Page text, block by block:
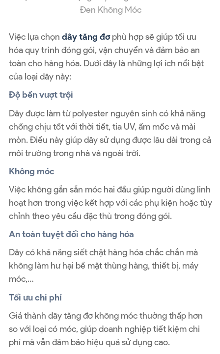
Đen Không Móc
Việc lựa chọn dây tăng đơphù hợp sẽ giúp tối ưu
hóa quy trình đóng gói, vận chuyển và đảm bảo an
toàn cho hàng hóa. Dưới đây là những lợi ích nổi bật
của loại dây này:
Độ bền vượt trội
Dây được làm từ polyester nguyên sinh có khả năng
chống chịu tốt với thời tiết, tia UV, ẩm mốc và mài
mòn. Điều này giúp dây sử dụng được lâu dài trong cả
môi trường trong nhà và ngoài trời.
Không móc
Việc không gắn sẵn móc hai đầu giúp người dùng linh
hoạt hơn trong việc kết hợp với các phụ kiện hoặc tùy
chỉnh theo yêu cầu đặc thù trong đóng gói.
An toàn tuyệt đối cho hàng hóa
Dây có khả năng siết chặt hàng hóa chắc chắn mà
không làm hư hại bề mặt thùng hàng, thiết bị, máy
móc,…
Tối ưu chi phí
Giá thành dây tăng đơ không móc thường thấp hơn
so với loại có móc, giúp doanh nghiệp tiết kiệm chi
phí mà vẫn đảm bảo hiệu quả sử dụng cao.